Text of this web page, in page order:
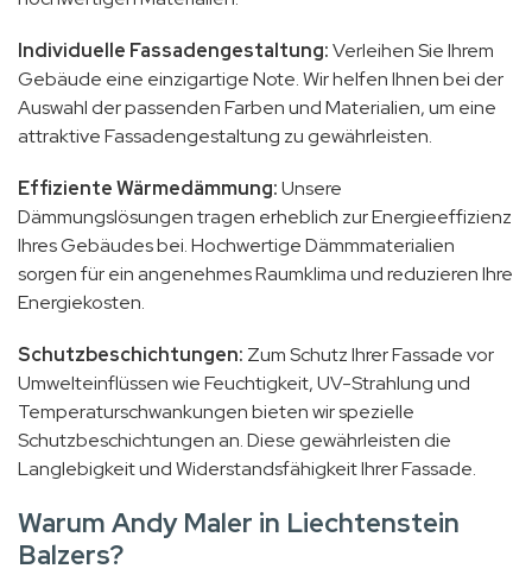
Individuelle Fassadengestaltung:Verleihen Sie Ihrem
Gebäude eine einzigartige Note. Wir helfen Ihnen bei der
Auswahl der passenden Farben und Materialien, um eine
attraktive Fassadengestaltung zu gewährleisten.
Effiziente Wärmedämmung:Unsere
Dämmungslösungen tragen erheblich zur Energieeffizienz
Ihres Gebäudes bei. Hochwertige Dämmmaterialien
sorgen für ein angenehmes Raumklima und reduzieren Ihre
Energiekosten.
Schutzbeschichtungen: Zum Schutz Ihrer Fassade vor
Umwelteinflüssen wie Feuchtigkeit, UV-Strahlung und
Temperaturschwankungen bieten wir spezielle
Schutzbeschichtungen an. Diese gewährleisten die
Langlebigkeit und Widerstandsfähigkeit Ihrer Fassade.
Warum Andy Maler in Liechtenstein
Balzers?